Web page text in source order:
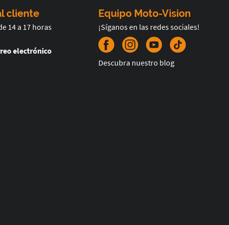
cliente
14 a 17 horas
electrónico
Equipo Moto-Vision
¡Síganos en las redes sociales!
Descubra nuestro blog